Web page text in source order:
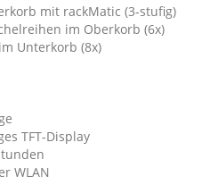
mit rackMatic (3-stufig)
im Oberkorb (6x)
Unterkorb (8x)
TFT-Display
WLAN